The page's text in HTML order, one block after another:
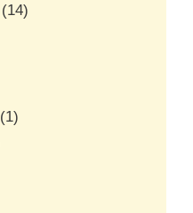
(14)
(1)